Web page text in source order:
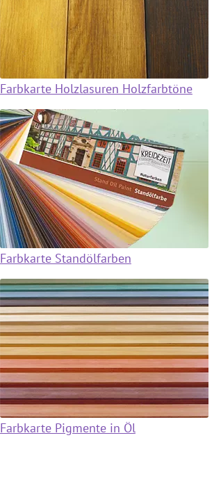
Farbkarte Holzlasuren Holzfarbtöne
Farbkarte Standölfarben
Farbkarte Pigmente in Öl